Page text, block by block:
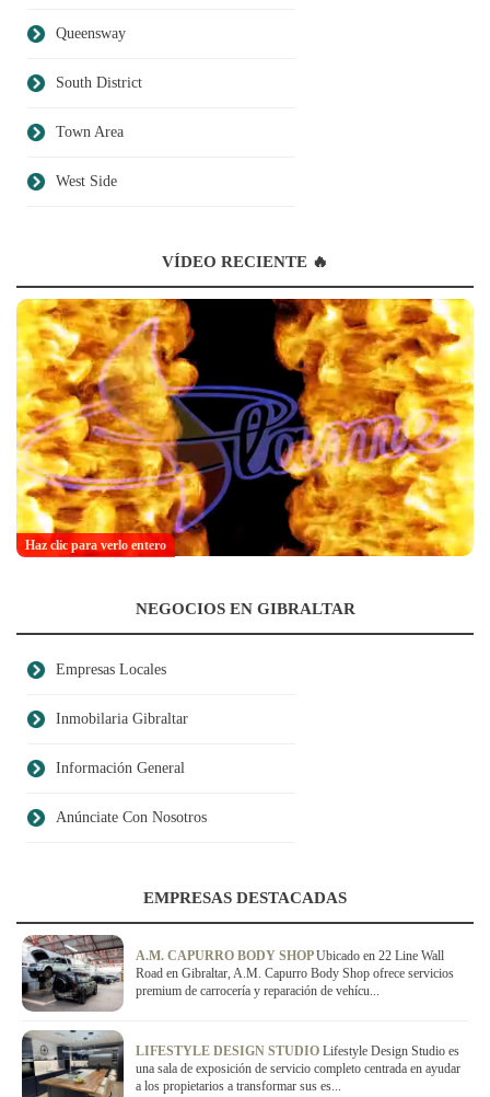
Queensway
South District
Town Area
West Side
VÍDEO RECIENTE 🔥
Haz clic para verlo entero
NEGOCIOS EN GIBRALTAR
Empresas Locales
Inmobilaria Gibraltar
Información General
Anúnciate Con Nosotros
EMPRESAS DESTACADAS
A.M. CAPURRO BODY SHOPUbicado en 22 Line Wall
Road en Gibraltar, A.M. Capurro Body Shop ofrece servicios
premium de carrocería y reparación de vehícu...
LIFESTYLE DESIGN STUDIO Lifestyle Design Studio es
una sala de exposición de servicio completo centrada en ayudar
a los propietarios a transformar sus es...